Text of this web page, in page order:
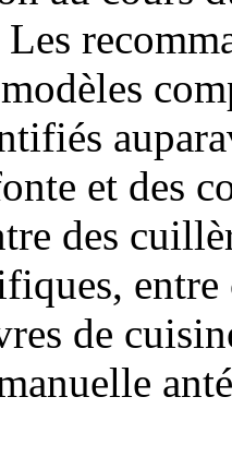
et des
des
de